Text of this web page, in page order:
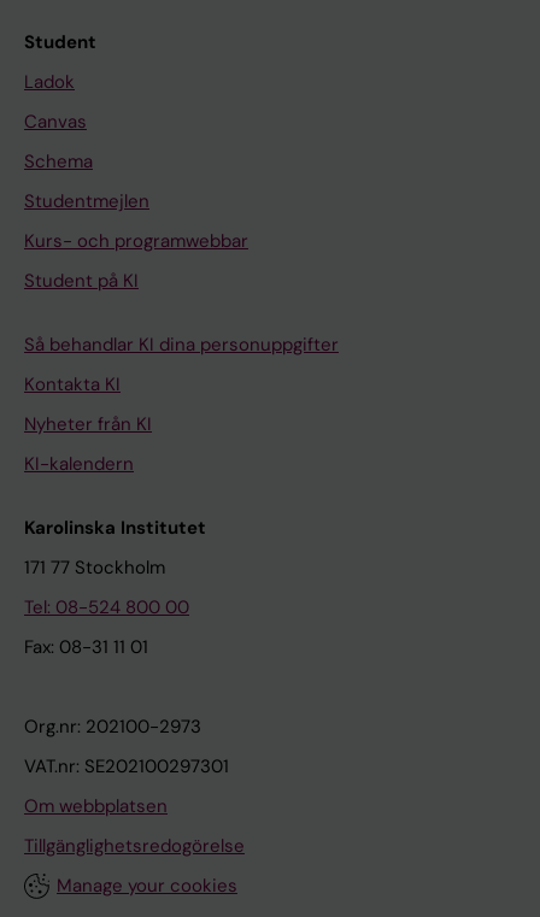
Student
Ladok
Canvas
Schema
Studentmejlen
Kurs- och programwebbar
Student på KI
Så behandlar KI dina personuppgifter
Kontakta KI
Nyheter från KI
KI-kalendern
Karolinska Institutet
171 77 Stockholm
Tel: 08-524 800 00
Fax: 08-31 11 01
Org.nr: 202100-2973
VAT.nr: SE202100297301
Om webbplatsen
Tillgänglighetsredogörelse
Manage your cookies